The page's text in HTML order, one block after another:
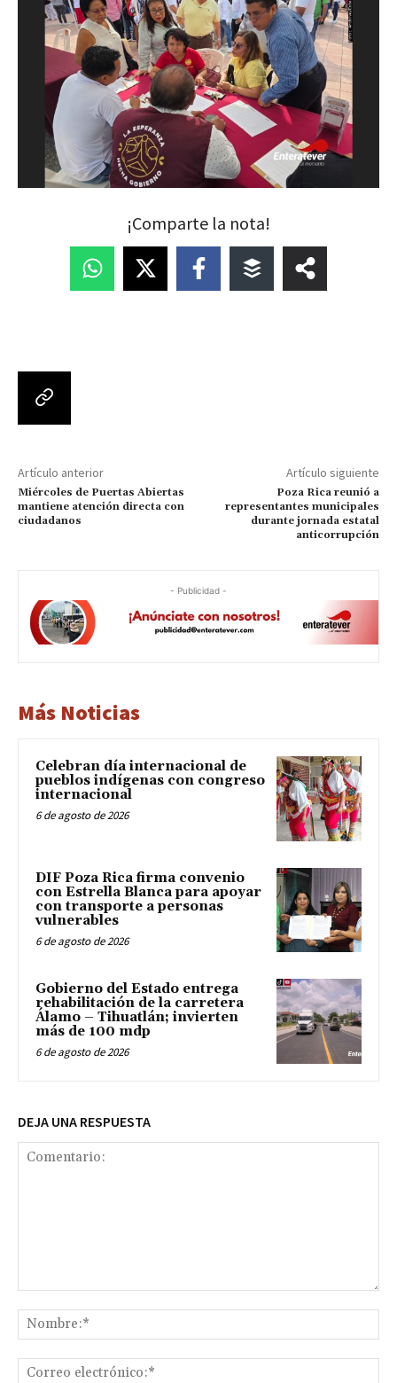
¡Comparte la nota!
Artículo anterior
Miércoles de Puertas Abiertas
mantiene atención directa con
ciudadanos
Artículo siguiente
Poza Rica reunió a
representantes municipales
durante jornada estatal
anticorrupción
- Publicidad -
Más Noticias
Celebran día internacional de
pueblos indígenas con congreso
internacional
6 de agosto de 2026
DIF Poza Rica firma convenio
con Estrella Blanca para apoyar
con transporte a personas
vulnerables
6 de agosto de 2026
Gobierno del Estado entrega
rehabilitación de la carretera
Álamo – Tihuatlán; invierten
más de 100 mdp
6 de agosto de 2026
DEJA UNA RESPUESTA